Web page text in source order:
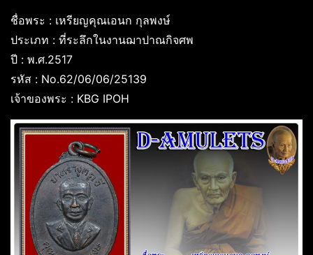
ชื่อพระ : เหรียญคุณเอนก กุลพงษ์
ประเภท : ที่ระลึกในงานฌาปาณกิจศพ
ปี : พ.ศ.2517
รหัส : No.62/06/06/25139
เจ้าของพระ : KBG IPOH